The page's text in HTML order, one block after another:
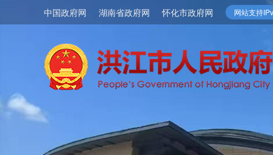
中国政府网 湖南省政府网 怀化市政府网 网站支持